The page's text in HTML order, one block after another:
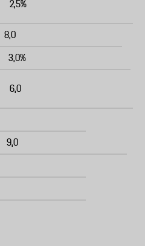
2,5%
8,0
3,0%
6,0
9,0